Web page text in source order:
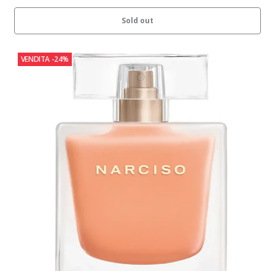
Sold out
VENDITA -24%